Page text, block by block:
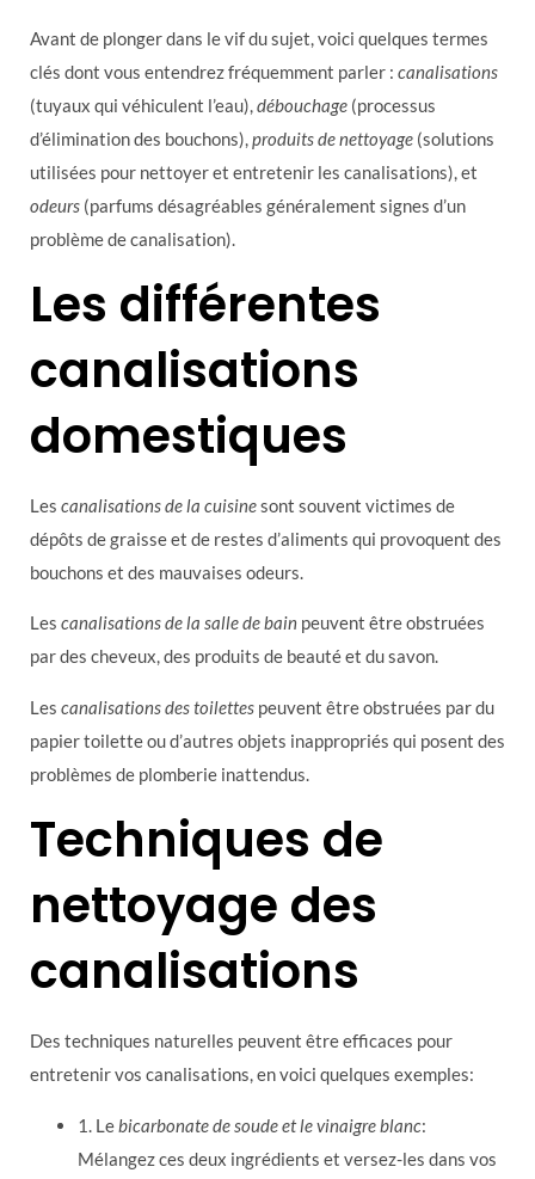
Avant de plonger dans le vif du sujet, voici quelques termes
clés dont vous entendrez fréquemment parler : canalisations
(tuyaux qui véhiculent l’eau),débouchage (processus
d’élimination des bouchons),produits de nettoyage (solutions
utilisées pour nettoyer et entretenir les canalisations), et
odeurs (parfums désagréables généralement signes d’un
problème de canalisation).
Les différentes
canalisations
domestiques
Les canalisations de la cuisinesont souvent victimes de
dépôts de graisse et de restes d’aliments qui provoquent des
bouchons et des mauvaises odeurs.
Les canalisations de la salle de bain peuvent être obstruées
par des cheveux, des produits de beauté et du savon.
Les canalisations des toilettes peuvent être obstruées par du
papier toilette ou d’autres objets inappropriés qui posent des
problèmes de plomberie inattendus.
Techniques de
nettoyage des
canalisations
Des techniques naturelles peuvent être efficaces pour
entretenir vos canalisations, en voici quelques exemples:
1. Le bicarbonate de soude et le vinaigre blanc:
Mélangez ces deux ingrédients et versez-les dans vos